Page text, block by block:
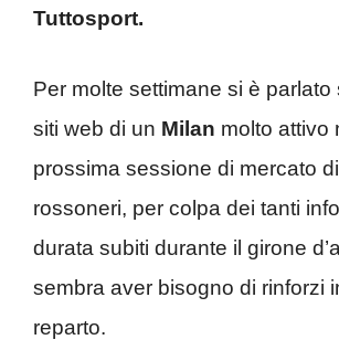
Tuttosport.
Per molte settimane si è parlato
siti web di un Milan molto attivo
prossima sessione di mercato di
rossoneri, per colpa dei tanti
durata subiti durante il girone
sembra aver bisogno di rinforzi
reparto.